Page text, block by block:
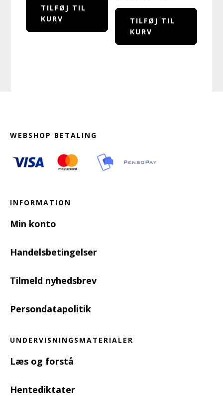
TILFØJ TIL
KURV
TILFØJ TIL
KURV
WEBSHOP BETALING
INFORMATION
Min konto
Handelsbetingelser
Tilmeld nyhedsbrev
Persondatapolitik
UNDERVISNINGSMATERIALER
Læs og forstå
Hentediktater